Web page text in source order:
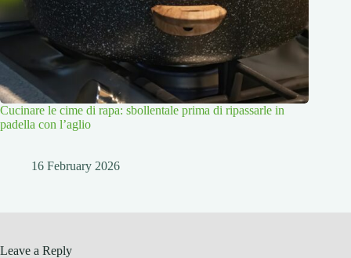
Cucinare le cime di rapa: sbollentale prima di ripassarle in
padella con l’aglio
16 February 2026
Leave a Reply